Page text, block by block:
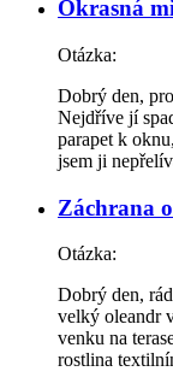
Okrasná
Otázka:
Dobrý den,
Nejdříve jí
parapet k
jsem ji
Záchrana
Otázka:
Dobrý den,
velký oleandr
venku na
rostlina